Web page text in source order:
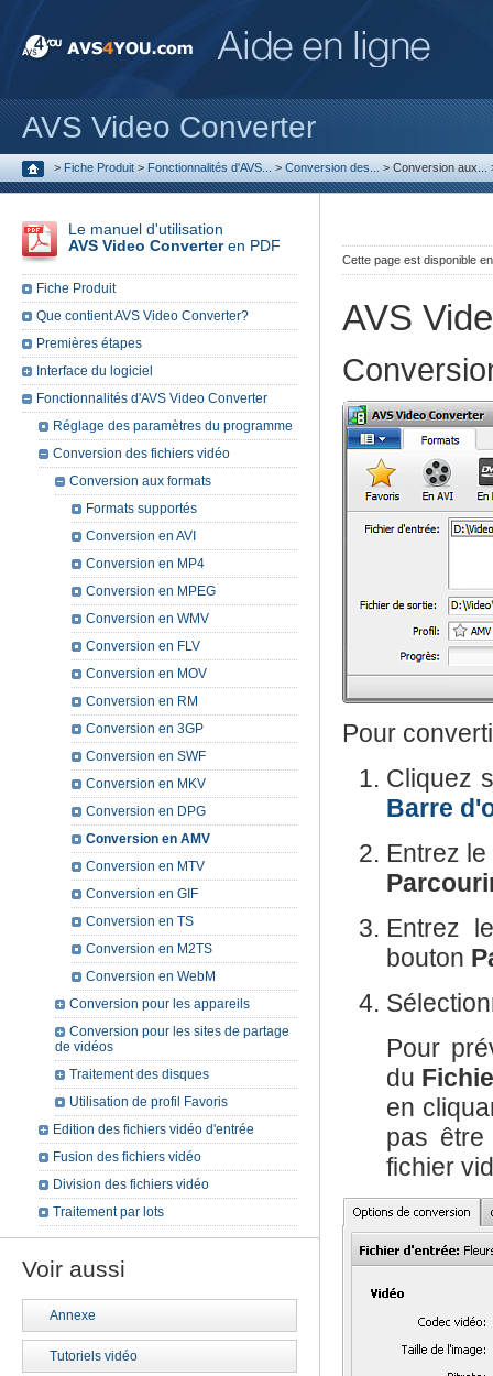
AVS Video Converter
> Fiche Produit > Fonctionnalités d'AVS... > Conversion des... > Conversion aux...
Cette page est disponible
AVS
Pour
Cliquez
Barre
Entrez
Entrez
bouton
Pour
du
en
pas
fichier
Le manuel d'utilisation
AVS Video Converteren PDF
Fiche Produit
Que contient AVS Video Converter?
Premières étapes
Interface du logiciel
Fonctionnalités d'AVS Video Converter
Réglage des paramètres du programme
Conversion des fichiers vidéo
Conversion aux formats
Formats supportés
Conversion en AVI
Conversion en MP4
Conversion en MPEG
Conversion en WMV
Conversion en FLV
Conversion en MOV
Conversion en RM
Conversion en 3GP
Conversion en SWF
Conversion en MKV
Conversion en DPG
Conversion en AMV
Conversion en MTV
Conversion en GIF
Conversion en TS
Conversion en M2TS
Conversion en WebM
Conversion pour les appareils
Conversion pour les sites de partage
de vidéos
Traitement des disques
Utilisation de profil Favoris
Edition des fichiers vidéo d'entrée
Fusion des fichiers vidéo
Division des fichiers vidéo
Traitement par lots
Voir aussi
Annexe
Tutoriels vidéo